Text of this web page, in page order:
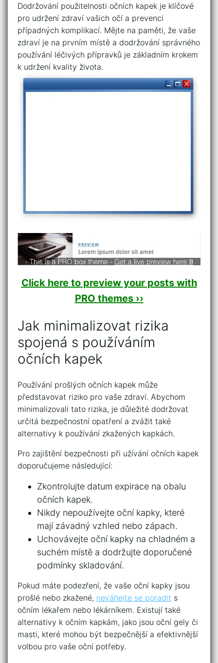
Dodržování použitelnosti očních kapek je klíčové
pro udržení zdraví vašich očí a prevenci
‍případných komplikací. Mějte na paměti, ​že vaše
zdraví‌ je na prvním místě a dodržování správného
používání léčivých přípravků je základním krokem
k udržení kvality života.
Click here to preview your posts with
PRO themes ››
Jak minimalizovat rizika
spojená s používáním
očních kapek
Používání prošlých očních kapek může
představovat riziko pro ‍vaše zdraví. Abychom
minimalizovali tato rizika,‌ je ⁤důležité dodržovat⁢
určitá bezpečnostní opatření a zvážit také
alternativy k používání zkažených kapkách.
Pro zajištění bezpečnosti⁤ při užívání očních kapek
doporučujeme následující:
Zkontrolujte datum expirace na obalu
očních‌ kapek.
Nikdy nepoužívejte oční kapky, které
mají závadný vzhled nebo zápach.
Uchovávejte oční kapky na chladném​ a
suchém místě a dodržujte doporučené
podmínky ⁤skladování.
Pokud máte podezření, že vaše oční kapky ⁤jsou
prošlé nebo zkažené, neváhejte se poradit s​
očním lékařem nebo ‍lékárníkem. Existují také
alternativy k očním kapkám, jako jsou oční gely či
masti, které mohou být bezpečnější a efektivnější
volbou pro vaše oční potřeby.